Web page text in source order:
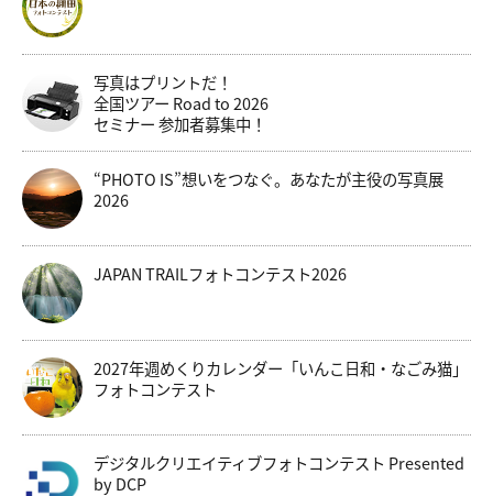
写真はプリントだ！
全国ツアー Road to 2026
セミナー 参加者募集中！
“PHOTO IS”想いをつなぐ。あなたが主役の写真展
2026
JAPAN TRAILフォトコンテスト2026
2027年週めくりカレンダー「いんこ日和・なごみ猫」
フォトコンテスト
デジタルクリエイティブフォトコンテスト Presented
by DCP